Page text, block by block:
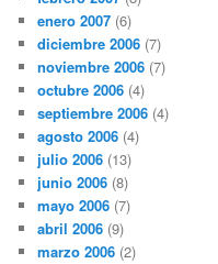
enero 2007 (6)
diciembre 2006 (7)
noviembre 2006 (7)
octubre 2006 (4)
septiembre 2006 (4)
agosto 2006 (4)
julio 2006 (13)
junio 2006 (8)
mayo 2006 (7)
abril 2006 (9)
marzo 2006 (2)